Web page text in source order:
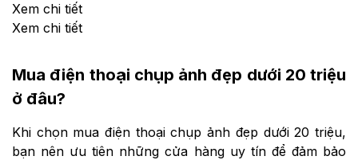
Xem chi tiết
Xem chi tiết
Mua điện thoại chụp ảnh đẹp dưới 20 triệu
ở đâu?
Khi chọn mua điện thoại chụp ảnh đẹp dưới 20 triệu,
bạn nên ưu tiên những cửa hàng uy tín để đảm bảo